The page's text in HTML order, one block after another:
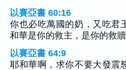
以賽亞書 60:16
你也必吃萬國的奶，又吃君
和華是你的救主，是你的救
以賽亞書 64:9
耶和華啊，求你不要大發震